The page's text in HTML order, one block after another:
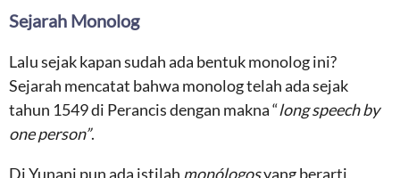
Sejarah Monolog
Lalu sejak kapan sudah ada bentuk monolog ini?
Sejarah mencatat bahwa monolog telah ada sejak
tahun 1549 di Perancis dengan makna “long speech by
one person”.
Di Yunani pun ada istilah monólogosyang berarti